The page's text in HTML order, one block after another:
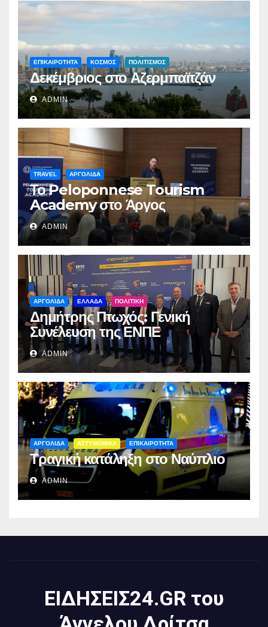
ΕΠΙΚΑΙΡΟΤΗΤΑ ΚΟΣΜΟΣ ΠΟΛΙΤΙΣΜΟΣ
Δεκέμβριος στο Αζερμπαϊτζάν
ADMIN
TRAVEL ΑΡΓΟΛΙΔΑ
Το Peloponnese Tourism
Academy στο Άργος
ADMIN
ΑΡΓΟΛΙΔΑ ΕΛΛΑΔΑ ΠΟΛΙΤΙΚΗ
Δημήτρης Πτωχός: Γενική
Συνέλευση της ΕΝΠΕ
ADMIN
ΑΡΓΟΛΙΔΑ ΑΣΤΥΝΟΜΙΚΑ ΕΠΙΚΑΙΡΟΤΗΤΑ
Τραγική κατάληξη στο Ναύπλιο
ADMIN
ΕΙΔΗΣΕΙΣ24.GR του